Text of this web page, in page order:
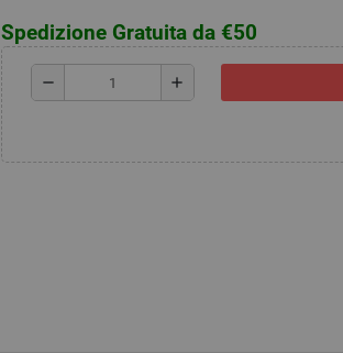
Spedizione Gratuita da €50
remove add